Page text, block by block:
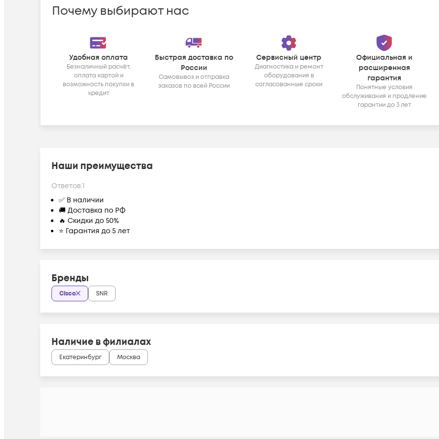
Почему выбирают нас
Удобная оплата
Безналичный расчёт,
оплата картой и
возможность покупки в
кредит
Быстрая доставка по
России
Самовывоз и отправка
заказов по всей России
Сервисный центр
Диагностика и ремонт
оборудования в
согласованные сроки
Официальная и
расширенная
гарантия
Понятные условия
обслуживания и продление
гарантии до 3 лет
Наши преимущества
Ответов:1
✅ В наличии
🚚 Доставка по РФ
🔥 Скидки до 50%
⭐ Гарантия до 5 лет
Бренды
Cisco SNR
Наличие в филиалах
Екатеринбург Москва